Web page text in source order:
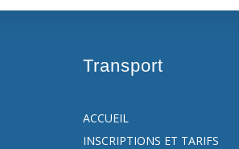
Transport
ACCUEIL
INSCRIPTIONS ET TARIFS